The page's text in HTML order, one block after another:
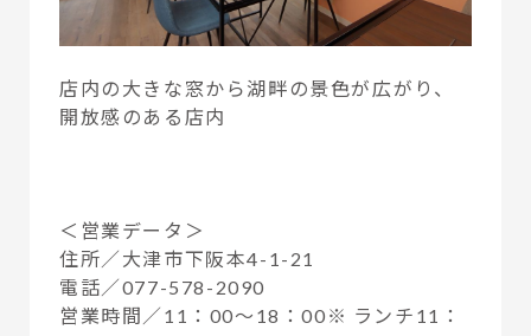
店内の大きな窓から湖畔の景色が広がり、
開放感のある店内
＜営業データ＞
住所／大津市下阪本4-1-21
電話／077-578-2090
営業時間／11：00〜18：00※ ランチ11：